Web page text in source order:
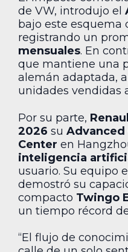
de VW, introdujo el
bajo este esquema
registrando un
mensuales. En
que mantiene una
alemán adaptada,
unidades vendidas
Por su parte,
2026 su Advanced
Center en
inteligencia
usuario. Su equipo
demostró su
compacto Twingo
un tiempo récord
“El flujo de